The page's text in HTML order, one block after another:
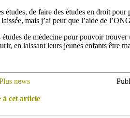
études, de faire des études en droit
mais j’ai peur que l’aide de
études de médecine pour pouvoir
en laissant leurs jeunes enfants être
news
cet article